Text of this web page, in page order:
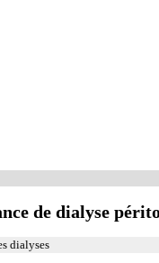
de dialyse
dialyses